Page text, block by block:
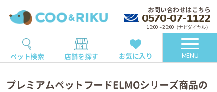
お問い合わせはこちら
0570-07-1122
10:00～20:00（ナビダイヤル）
ペット検索 店舗を探す お気に入り MENU
プレミアムペットフードELMOシリーズ商品の